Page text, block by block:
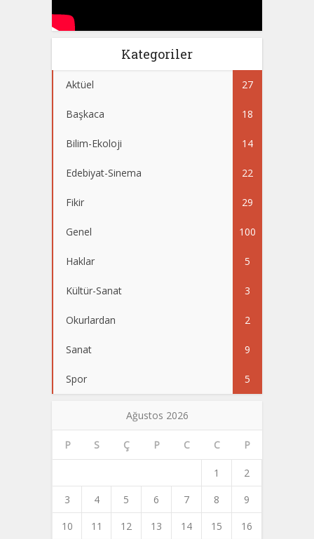
Kategoriler
Aktüel 27
Başkaca 18
Bilim-Ekoloji 14
Edebiyat-Sinema 22
Fikir 29
Genel 100
Haklar 5
Kültür-Sanat 3
Okurlardan 2
Sanat 9
Spor 5
Ağustos 2026
P S Ç P C C P
1
2
3
4 5 6 7 8
9
10
11 12 13 14 15
16